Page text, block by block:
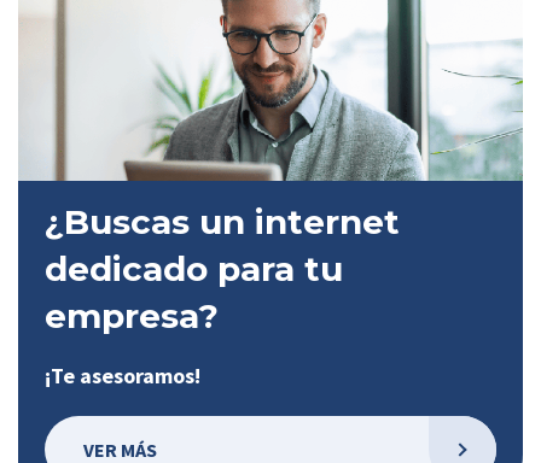
¿Buscas un internet
dedicado para tu
empresa?
¡Te asesoramos!
VER MÁS